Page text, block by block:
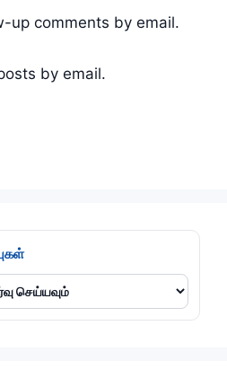
up comments by email.
by email.